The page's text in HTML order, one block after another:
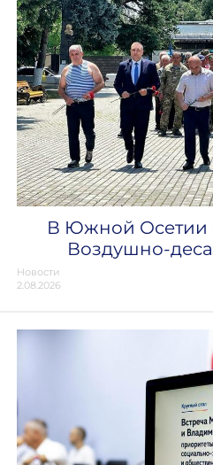
В Южной Осетии
Воздушно-
Новости
2.08.2026